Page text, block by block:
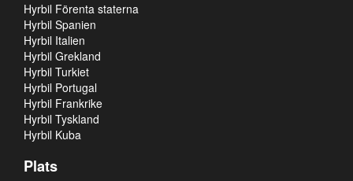
Hyrbil Förenta staterna
Hyrbil Spanien
Hyrbil Italien
Hyrbil Grekland
Hyrbil Turkiet
Hyrbil Portugal
Hyrbil Frankrike
Hyrbil Tyskland
Hyrbil Kuba
Plats